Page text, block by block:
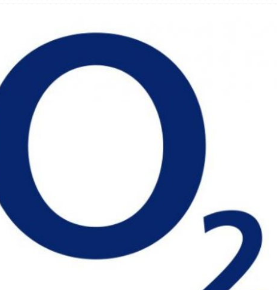
Handynummer unsichtbar – Die Benutzernamen kommen
– Verbraucherrechte bei Online-Kündigung gestärkt
– Viele setzen trotzdem immer noch auf Kupfernetz